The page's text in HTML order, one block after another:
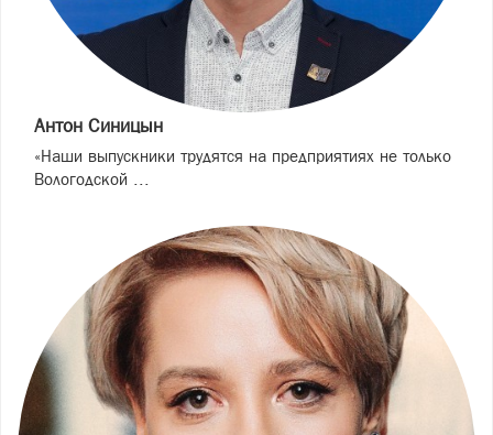
Антон Синицын
«Наши выпускники трудятся на предприятиях не только
Вологодской ...